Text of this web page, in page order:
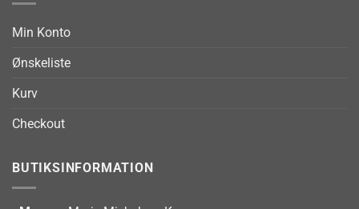
Min Konto
Ønskeliste
Kurv
Checkout
BUTIKSINFORMATION